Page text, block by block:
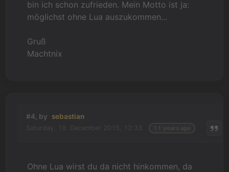
bin ich schon zufrieden. Mein Motto ist ja:
möglichst ohne Lua auszukommen...
Gruß
Machtnix
#4, by sebastian
Ohne Lua wirst du da nicht hinkommen, da